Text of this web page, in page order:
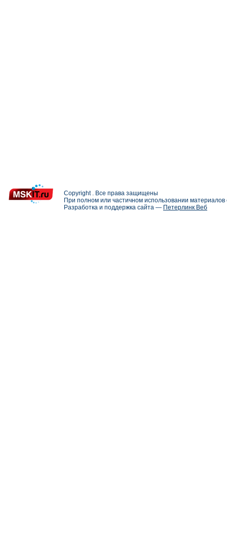
Copyright . Все права защищены
При полном или частичном использовании
Разработка и поддержка сайта — Петерлинк Веб